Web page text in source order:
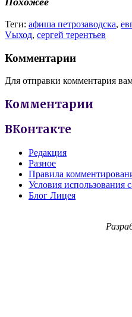
Теги: афиша петрозаводска,
Vыход, сергей терентьев
Комментарии
Для отправки комментария
Комментарии
ВКонтакте
Редакция
Разное
Правила
Условия использования
Блог Лицея